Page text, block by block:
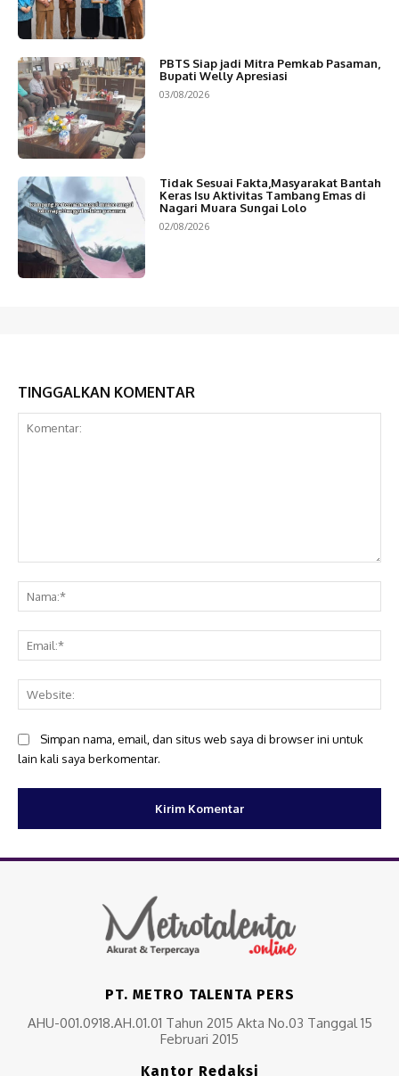
PBTS Siap jadi Mitra Pemkab Pasaman,
Bupati Welly Apresiasi
03/08/2026
Tidak Sesuai Fakta,Masyarakat Bantah
Keras Isu Aktivitas Tambang Emas di
Nagari Muara Sungai Lolo
02/08/2026
TINGGALKAN KOMENTAR
Simpan nama, email, dan situs web saya di browser ini untuk
lain kali saya berkomentar.
PT. METRO TALENTA PERS
AHU-001.0918.AH.01.01 Tahun 2015 Akta No.03 Tanggal 15
Februari 2015
Kantor Redaksi